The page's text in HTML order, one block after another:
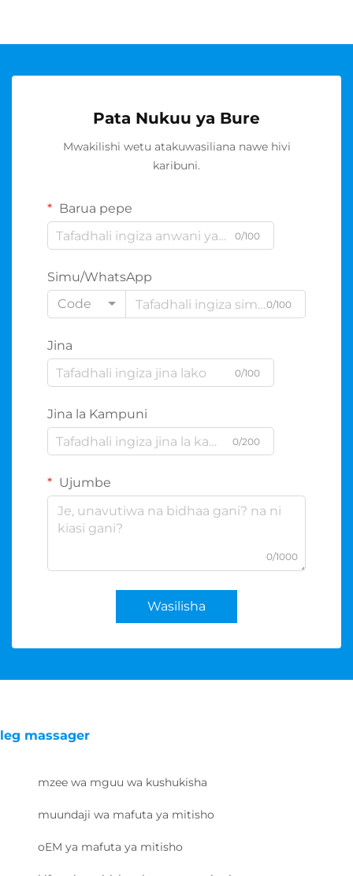
Pata Nukuu ya Bure
Mwakilishi wetu atakuwasiliana nawe hivi
karibuni.
Barua pepe
0/100
Simu/WhatsApp
Code
0/100
Jina
0/100
Jina la Kampuni
0/200
Ujumbe
0/1000
Wasilisha
leg massager
mzee wa mguu wa kushukisha
muundaji wa mafuta ya mitisho
oEM ya mafuta ya mitisho